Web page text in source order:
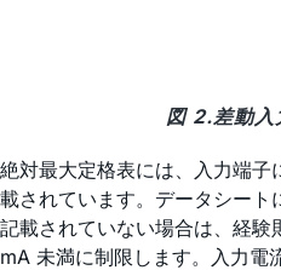
図 2.差動入
絶対最大定格表には、入力端
載されています。データシー
記載されていない場合は、経
mA 未満に制限します。入力電